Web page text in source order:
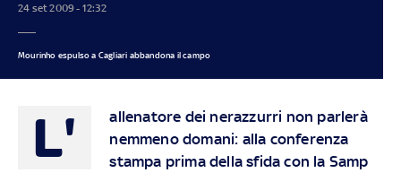
24 set 2009 - 12:32
Mourinho espulso a Cagliari abbandona il campo
L'
allenatore dei nerazzurri non parlerà
nemmeno domani: alla conferenza
stampa prima della sfida con la Samp